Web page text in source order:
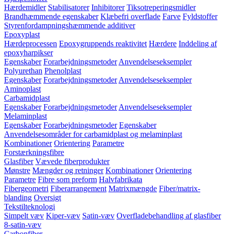
Hærdemidler Stabilisatorer Inhibitorer Tiksotreperingsmidler
Brandhæmmende egenskaber Klæbefri overflade Farve Fyldstoffer
Styrenfordampningshæmmende additiver
Epoxyplast
Hærdeprocessen Epoxygruppends reaktivitet Hærdere Inddeling af
epoxyharpikser
Egenskaber Forarbejdningsmetoder Anvendelseseksempler
Polyurethan Phenolplast
Egenskaber Forarbejdningsmetoder Anvendelseseksempler
Aminoplast
Carbamidplast
Egenskaber Forarbejdningsmetoder Anvendelseseksempler
Melaminplast
Egenskaber Forarbejdningsmetoder Egenskaber
Anvendelsesområder for carbamidplast og melaminplast
Kombinationer Orientering Parametre
Forstærkningsfibre
Glasfiber Vævede fiberprodukter
Mønstre Mængder og retninger Kombinationer Orientering
Parametre Fibre som preform Halvfabrikata
Fibergeometri Fiberarrangement Matrixmængde Fiber/matrix-
blanding Oversigt
Tekstilteknologi
Simpelt væv Kiper-væv Satin-væv Overfladebehandling af glasfiber
8-satin-væv